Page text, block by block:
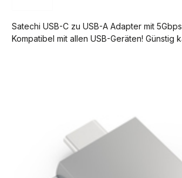
Satechi USB-C zu USB-A Adapter mit
Kompatibel mit allen USB-Geräten! Günstig